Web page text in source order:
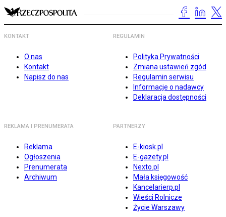
KONTAKT
O nas
Kontakt
Napisz do nas
REGULAMIN
Polityka Prywatności
Zmiana ustawień zgód
Regulamin serwisu
Informacje o nadawcy
Deklaracja dostępności
REKLAMA I PRENUMERATA
Reklama
Ogłoszenia
Prenumerata
Archiwum
PARTNERZY
E-kiosk.pl
E-gazety.pl
Nexto.pl
Mała księgowość
Kancelarierp.pl
Wieści Rolnicze
Życie Warszawy